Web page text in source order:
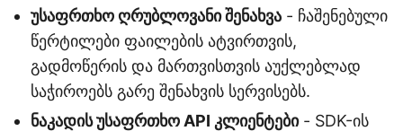
უსაფრთხო ღრუბლოვანი შენახვა - ჩაშენებული
წერტილები ფაილების ატვირთვის,
გადმოწერის და მართვისთვის აუქლებლად
საჭიროებს გარე შენახვის სერვისებს.
ნაკადის უსაფრთხო API კლიენტები- SDK-ის